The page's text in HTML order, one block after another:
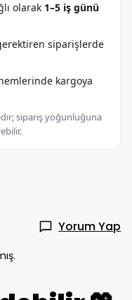
olarak 1–5 iş günü
siparişlerde
kargoya
sipariş yoğunluğuna
Yorum Yap